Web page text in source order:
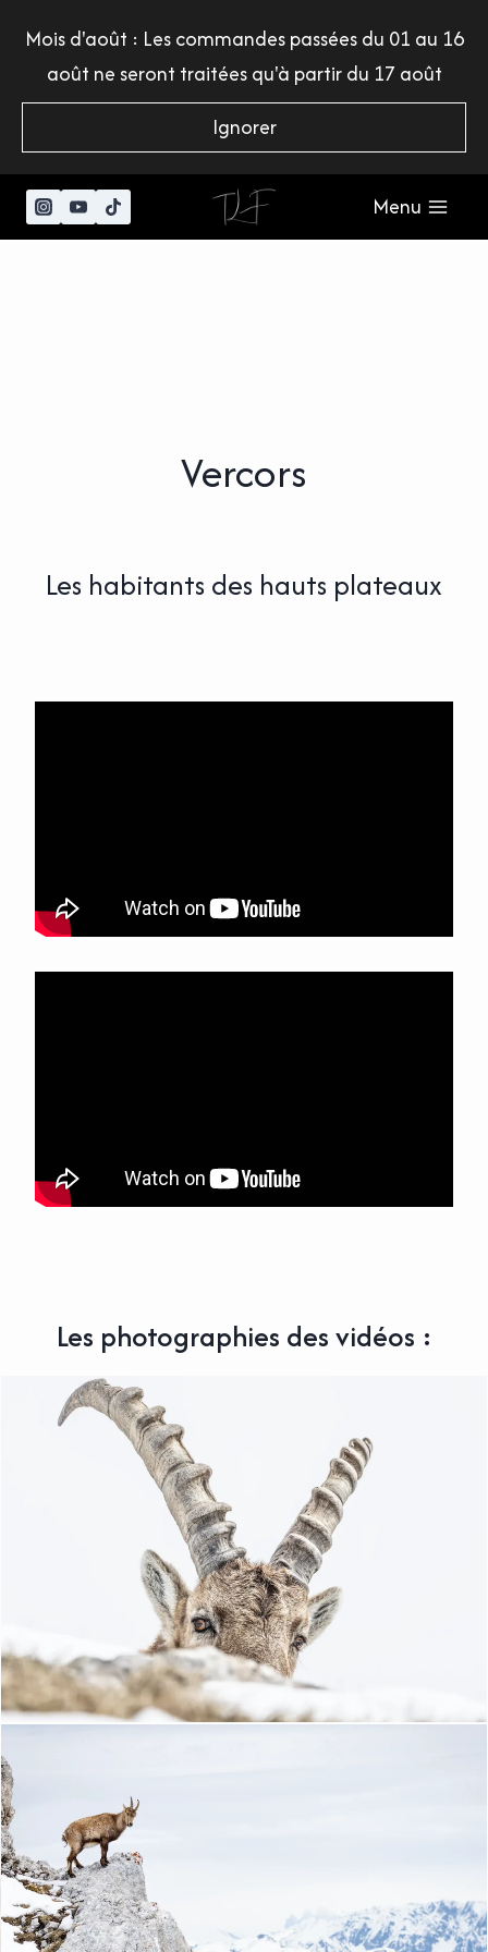
contenu
Mois d'août : Les commandes passées du 01 au 16
août ne seront traitées qu'à partir du 17 août
Ignorer
Menu
Vercors
Les habitants des hauts plateaux
Les photographies des vidéos :